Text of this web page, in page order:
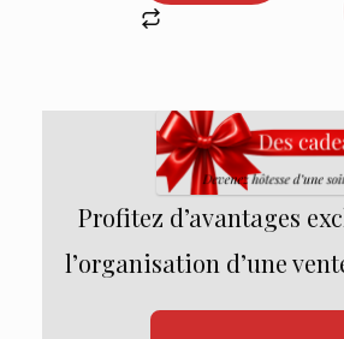
Profitez d’avantages
l’organisation d’une